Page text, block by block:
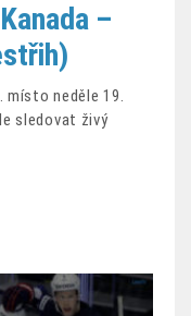
–
místo neděle 19.
sledovat živý